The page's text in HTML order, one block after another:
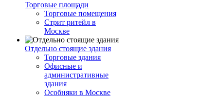
Торговые площади
Торговые помещения
Стрит ритейл в
Москве
Отдельно стоящие здания
Торговые здания
Офисные и
административные
здания
Особняки в Москве